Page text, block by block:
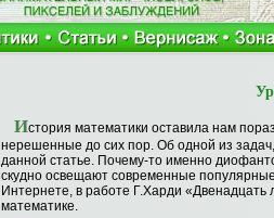
История математики оставила нам
нерешенные до сих пор. Об одной из задач,
данной статье. Почему-то именно
скудно освещают современные
Интернете, в работе Г.Харди
математике.